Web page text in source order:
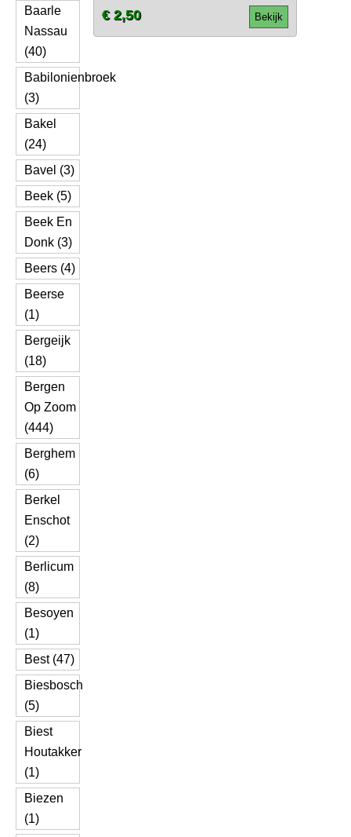
Baarle
Nassau
(40)
Babilonienbroek
(3)
Bakel
(24)
Bavel (3)
Beek (5)
Beek En
Donk (3)
Beers (4)
Beerse
(1)
Bergeijk
(18)
Bergen
Op Zoom
(444)
Berghem
(6)
Berkel
Enschot
(2)
Berlicum
(8)
Besoyen
(1)
Best (47)
Biesbosch
(5)
Biest
Houtakker
(1)
Biezen
(1)
Bekijk
€ 2,50